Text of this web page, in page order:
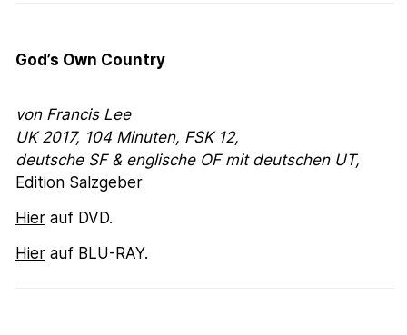
God’s Own Country
von Francis Lee
UK 2017, 104 Minuten, FSK 12,
deutsche SF & englische OF mit deutschen UT,
Edition Salzgeber
Hier auf DVD.
Hier auf BLU-RAY.